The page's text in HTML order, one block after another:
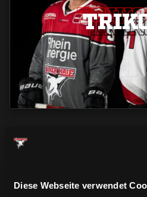
Diese Webseite verwendet